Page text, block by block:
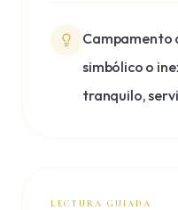
Campamento
simbólico o
tranquilo,
LECTURA GUIADA